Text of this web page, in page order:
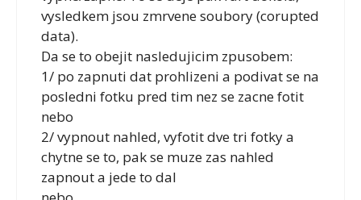
vysledkem jsou zmrvene soubory (corupted
data).
Da se to obejit nasledujicim zpusobem:
1/ po zapnuti dat prohlizeni a podivat se na
posledni fotku pred tim nez se zacne fotit
nebo
2/ vypnout nahled, vyfotit dve tri fotky a
chytne se to, pak se muze zas nahled
zapnout a jede to dal